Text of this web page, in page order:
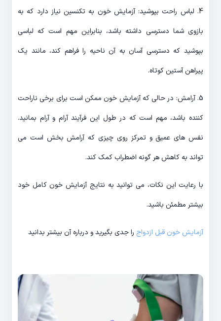
4. لباس راحت بپوشید: آزمایش خون به تکنسین نیاز دارد که به
بازوی شما دسترسی داشته باشد، بنابراین مهم است که لباسی
بپوشید که دسترسی آسان به آن ناحیه را فراهم کند، مانند یک
پیراهن آستین کوتاه.
5. آرامش: در حالی که آزمایش خون ممکن است برای برخی ناراحت
کننده باشد، مهم است که در طول این فرآیند آرام و آرام بمانید.
نفس های عمیق و تمرکز روی چیزی که آرامش بخش است می
تواند به کاهش هر گونه اضطراب کمک کند.
با رعایت این نکات، می توانید به نتایج آزمایش خون کامل خود
بیشتر مطمئن باشید.
آزمایش خون قبل ازدواج را جدی بگیرید و درباره آن بیشتر بدانید